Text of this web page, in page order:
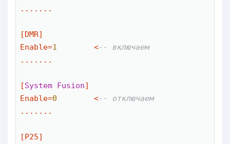
.......
[DMR]
Enable=1 <-- включаем
.......
[System Fusion]
Enable=0 <-- отключаем
.......
[P25]